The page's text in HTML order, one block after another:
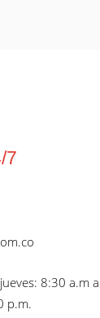
7
8:30 a.m
p.m.